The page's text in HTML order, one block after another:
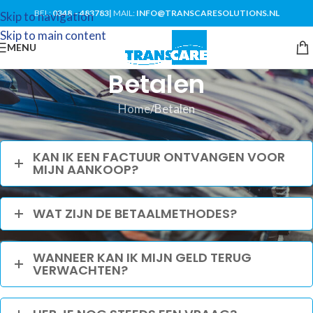
Skip to navigation
Skip to main content
BEL:0348 – 483783| MAIL: INFO@TRANSCARESOLUTIONS.NL
MENU
Betalen
Home Betalen
KAN IK EEN FACTUUR ONTVANGEN VOOR
MIJN AANKOOP?
WAT ZIJN DE BETAALMETHODES?
WANNEER KAN IK MIJN GELD TERUG
VERWACHTEN?